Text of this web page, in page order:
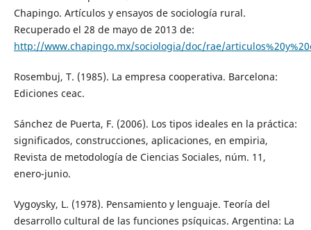
Chapingo. Artículos y ensayos de sociología rural.
Recuperado el 28 de mayo de 2013 de:
http://www.chapingo.mx/sociologia/doc/rae/
Rosembuj, T. (1985). La empresa cooperativa. Barcelona:
Ediciones ceac.
Sánchez de Puerta, F. (2006). Los tipos ideales en la práctica:
significados, construcciones, aplicaciones, en empiria,
Revista de metodología de Ciencias Sociales, núm. 11,
enero-junio.
Vygoysky, L. (1978). Pensamiento y lenguaje. Teoría del
desarrollo cultural de las funciones psíquicas. Argentina: La